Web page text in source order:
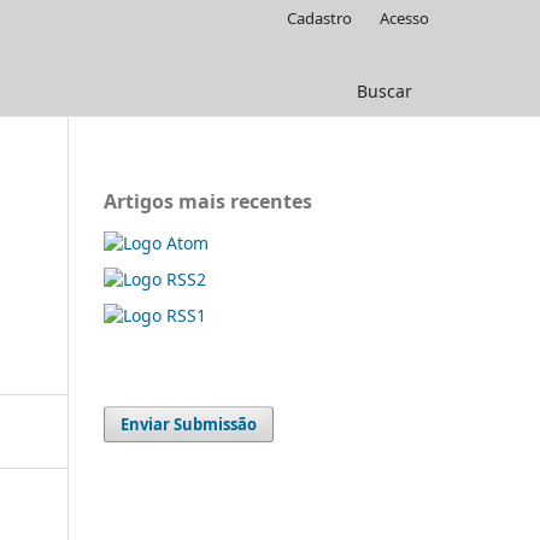
Buscar
Cadastro Acesso
Artigos mais recentes
Enviar Submissão